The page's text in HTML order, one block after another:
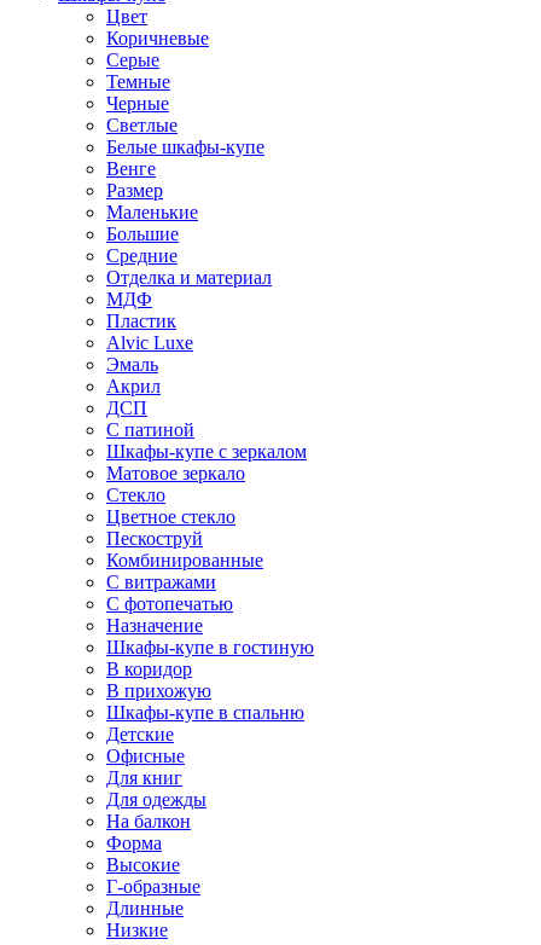
Цвет
Коричневые
Серые
Темные
Черные
Светлые
Белые шкафы-купе
Венге
Размер
Маленькие
Большие
Средние
Отделка и материал
МДФ
Пластик
Alvic Luxe
Эмаль
Акрил
ДСП
С патиной
Шкафы-купе с зеркалом
Матовое зеркало
Стекло
Цветное стекло
Пескоструй
Комбинированные
С витражами
С фотопечатью
Назначение
Шкафы-купе в гостиную
В коридор
В прихожую
Шкафы-купе в спальню
Детские
Офисные
Для книг
Для одежды
На балкон
Форма
Высокие
Г-образные
Длинные
Низкие